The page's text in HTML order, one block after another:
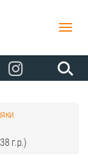
Toggle
г.р.)